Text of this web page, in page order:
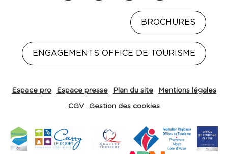
BROCHURES
ENGAGEMENTS OFFICE DE TOURISME
Espace pro Espace presse Plan du site
Mentions légales
CGV
Gestion des cookies